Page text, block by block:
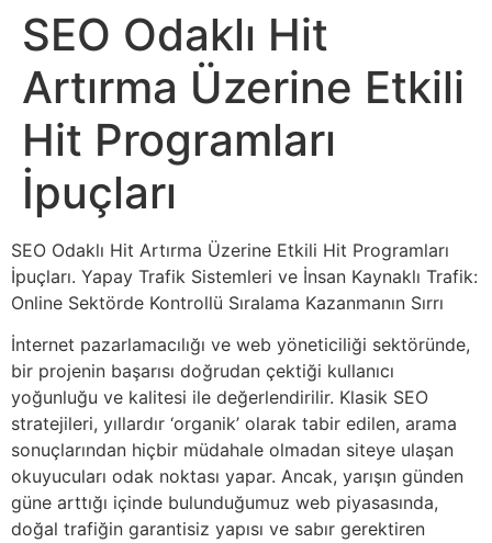
SEO Odaklı Hit
Artırma Üzerine Etkili
Hit Programları
İpuçları
SEO Odaklı Hit Artırma Üzerine Etkili Hit Programları
İpuçları. Yapay Trafik Sistemleri ve İnsan Kaynaklı Trafik:
Online Sektörde Kontrollü Sıralama Kazanmanın Sırrı
İnternet pazarlamacılığı ve web yöneticiliği sektöründe,
bir projenin başarısı doğrudan çektiği kullanıcı
yoğunluğu ve kalitesi ile değerlendirilir. Klasik SEO
stratejileri, yıllardır ‘organik’ olarak tabir edilen, arama
sonuçlarından hiçbir müdahale olmadan siteye ulaşan
okuyucuları odak noktası yapar. Ancak, yarışın günden
güne arttığı içinde bulunduğumuz web piyasasında,
doğal trafiğin garantisiz yapısı ve sabır gerektiren